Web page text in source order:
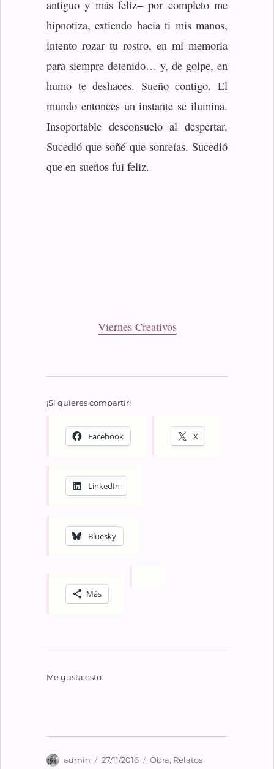
antiguo y más feliz− por completo me
hipnotiza, extiendo hacia ti mis manos,
intento rozar tu rostro, en mi memoria
para siempre detenido… y, de golpe, en
humo te deshaces. Sueño contigo. El
mundo entonces un instante se ilumina.
Insoportable desconsuelo al despertar.
Sucedió que soñé que sonreías. Sucedió
que en sueños fui feliz.
Viernes Creativos
¡Si quieres compartir!
Facebook X
LinkedIn
Bluesky
Más
Me gusta esto:
Autor
admin
Publicado
27/11/2016 Categorías
Obra, Relatos